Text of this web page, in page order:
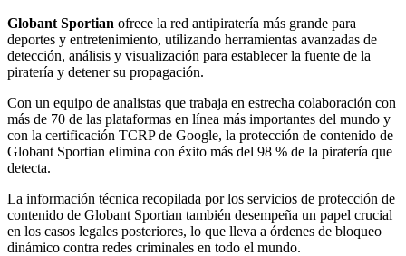
Globant Sportian ofrece la red antipiratería más grande para
deportes y entretenimiento, utilizando herramientas avanzadas de
detección, análisis y visualización para establecer la fuente de la
piratería y detener su propagación.
Con un equipo de analistas que trabaja en estrecha colaboración con
más de 70 de las plataformas en línea más importantes del mundo y
con la certificación TCRP de Google, la protección de contenido de
Globant Sportian elimina con éxito más del 98 % de la piratería que
detecta.
La información técnica recopilada por los servicios de protección de
contenido de Globant Sportian también desempeña un papel crucial
en los casos legales posteriores, lo que lleva a órdenes de bloqueo
dinámico contra redes criminales en todo el mundo.